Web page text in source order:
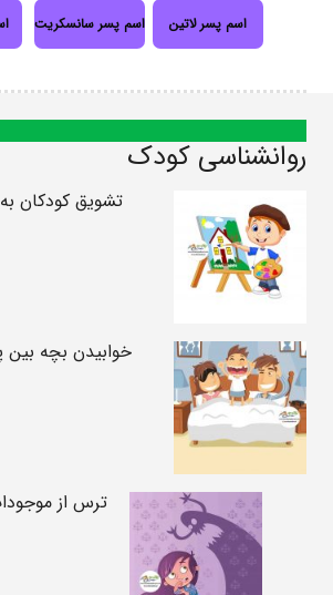
اسم پسر لاتین اسم پسر سانسکریت
روانشناسی کودک
تشویق کودکان
خوابیدن بچه بین
ترس از